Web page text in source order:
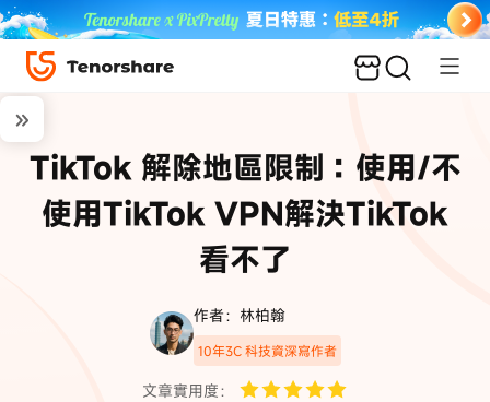
TikTok 解除地區限制：使用/不
使用TikTok VPN解決TikTok
看不了
作者：林柏翰
10年3C 科技資深寫作者
文章實用度：